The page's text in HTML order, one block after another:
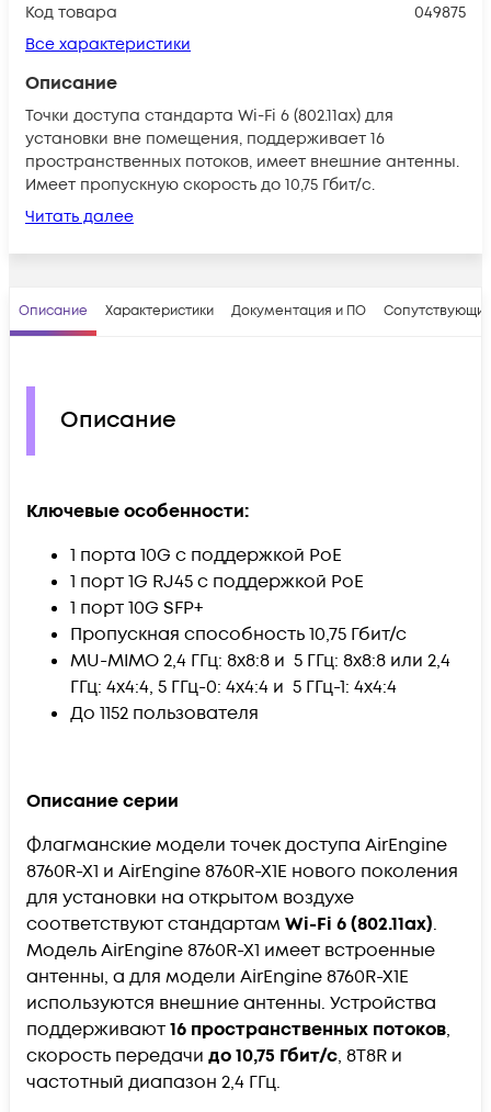
Код товара
049875
Все характеристики
Описание
Точки доступа стандарта Wi-Fi 6 (802.11ax) для
установки вне помещения, поддерживает 16
пространственных потоков, имеет внешние антенны.
Имеет пропускную скорость до 10,75 Гбит/с.
Читать далее
Описание Характеристики Документация и ПО
Описание
Ключевые особенности:
1 порта 10G с поддержкой PoE
1 порт 1G RJ45 с поддержкой PoE
1 порт 10G SFP+
Пропускная способность 10,75 Гбит/с
MU-MIMO 2,4 ГГц: 8x8:8 и 5 ГГц: 8x8:8 или 2,4
ГГц: 4x4:4, 5 ГГц-0: 4x4:4 и 5 ГГц-1: 4x4:4
До 1152 пользователя
Описание серии
Флагманские модели точек доступа AirEngine
8760R-X1 и AirEngine 8760R-X1E нового поколения
для установки на открытом воздухе
соответствуют стандартам Wi-Fi 6 (802.11ax).
Модель AirEngine 8760R-X1 имеет встроенные
антенны, а для модели AirEngine 8760R-X1E
используются внешние антенны. Устройства
поддерживают16 пространственных потоков,
скорость передачи до 10,75 Гбит/с, 8T8R и
частотный диапазон 2,4 ГГц.